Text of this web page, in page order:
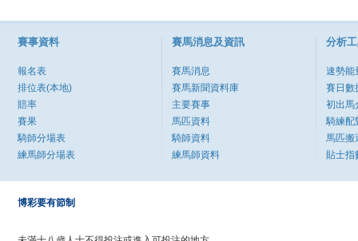
賽事資料
報名表
排位表(本地)
賠率
賽果
騎師分場表
練馬師分場表
賽馬消息及資訊
賽馬消息
賽馬新聞資料庫
主要賽事
馬匹資料
騎師資料
練馬師資料
分析
速勢能
賽日數
初出馬
騎練配
馬匹搬
貼士指
博彩要有節制